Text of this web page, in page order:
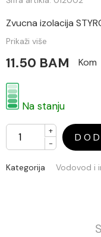
Zvucna izolacija
Prikaži više
11.50 BAM Kom
Na stanju
+
-
Kategorija Vodovod i